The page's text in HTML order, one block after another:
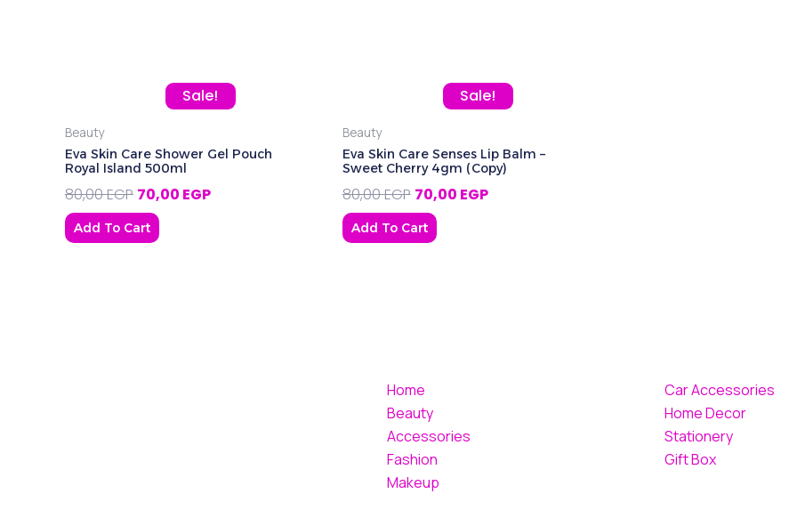
Sale!
Beauty
Eva Skin Care Shower Gel Pouch
Royal Island 500ml
80,00EGP
Original price was: 80,00 EGP.
70,00 EGP
Current price is: 70,00 EGP.
Add To Cart
Sale!
Beauty
Eva Skin Care Senses Lip Balm –
Sweet Cherry 4gm (Copy)
80,00EGP
Original price was: 80,00 EGP.
70,00 EGP
Current price is: 70,00 EGP.
Add To Cart
Home
Beauty
Accessories
Fashion
Makeup
Car Accessories
Home Decor
Stationery
Gift Box